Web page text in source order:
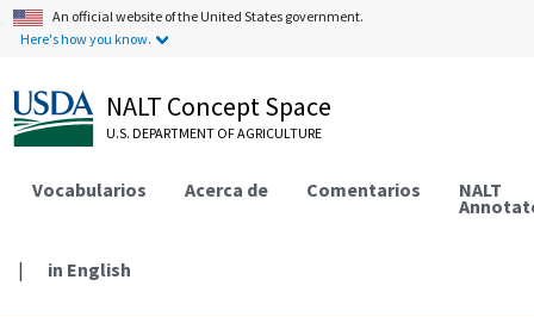
An official website of the United States government.
Here's how you know.
NALT Concept Space
U.S. DEPARTMENT OF AGRICULTURE
Vocabularios Acerca de Comentarios NALT
| in English